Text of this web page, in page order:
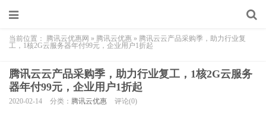
当前位置： 腾讯云优惠网 » 腾讯云优惠 » 腾讯云云产品采购季，助力行业复
工，1核2G云服务器年付99元，企业用户1折起
腾讯云云产品采购季，助力行业复工，1核2G云服务
器年付99元，企业用户1折起
2020-02-14 分类： 腾讯云优惠 评论(0)